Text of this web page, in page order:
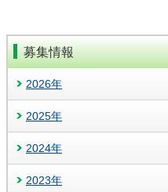
募集情報
2026年
2025年
2024年
2023年